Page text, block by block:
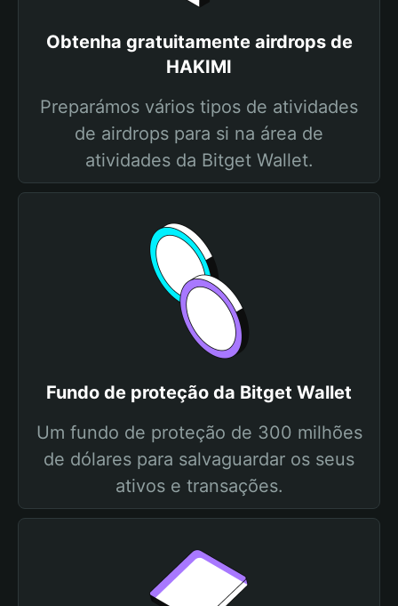
Obtenha gratuitamente airdrops de
HAKIMI
Preparámos vários tipos de atividades
de airdrops para si na área de
atividades da Bitget Wallet.
Fundo de proteção da Bitget Wallet
Um fundo de proteção de 300 milhões
de dólares para salvaguardar os seus
ativos e transações.